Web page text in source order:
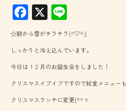
F
ac
e
b
o
ok
X
ne
☆朝から雪がチラチラ(^▽^;)
しっかりと冷え込んでいます。
今日は１２月のお誕生会をしました！
クリスマスイブイブですので給食メニューも
クリスマスランチに変更(^^ゞ